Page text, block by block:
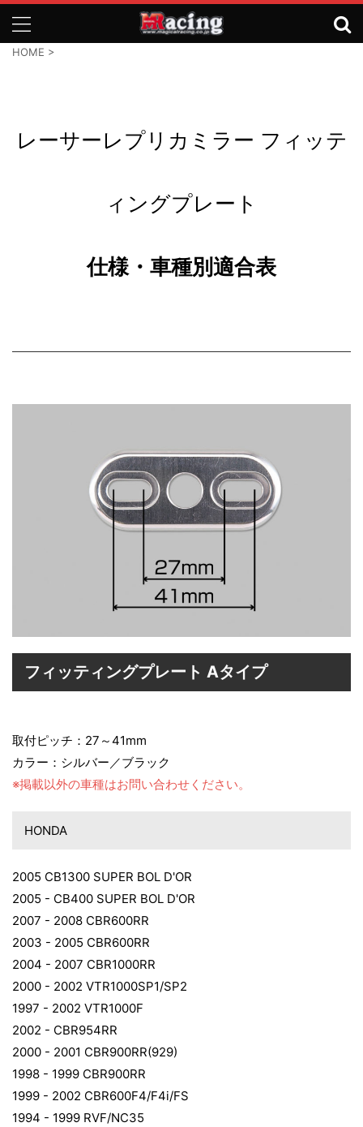
HOME >
レーサーレプリカミラー フィッテ
ィングプレート
仕様・車種別適合表
フィッティングプレート Aタイプ
取付ピッチ：27～41mm
カラー：シルバー／ブラック
※掲載以外の車種はお問い合わせください。
HONDA
2005 CB1300 SUPER BOL D'OR
2005 - CB400 SUPER BOL D'OR
2007 - 2008 CBR600RR
2003 - 2005 CBR600RR
2004 - 2007 CBR1000RR
2000 - 2002 VTR1000SP1/SP2
1997 - 2002 VTR1000F
2002 - CBR954RR
2000 - 2001 CBR900RR(929)
1998 - 1999 CBR900RR
1999 - 2002 CBR600F4/F4i/FS
1994 - 1999 RVF/NC35